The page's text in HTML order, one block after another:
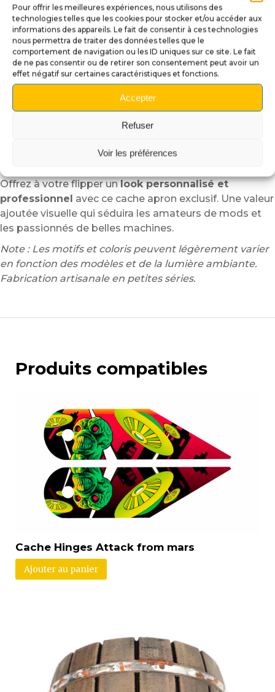
Pour offrir les meilleures expériences, nous utilisons des
technologies telles que les cookies pour stocker et/ou accéder aux
informations des appareils. Le fait de consentir à ces technologies
nous permettra de traiter des données telles que le
comportement de navigation ou les ID uniques sur ce site. Le fait
de ne pas consentir ou de retirer son consentement peut avoir un
effet négatif sur certaines caractéristiques et fonctions.
Accepter
Refuser
Voir les préférences
Pourquoi choisir notre Cache Apron
de Flipper ?
Protection efficace :Évite l’usure prématurée de
l’apron d’origine due aux frottements, impacts ou
manipulations répétées.
Esthétique rehaussée :
Donne un aspect haut de
gamme à votre flipper, avec des finitions nettes et
des couleurs éclatantes.
style et votre passion avec un mod unique qui attire
Offrez à votre flipper unlook personnalisé et
professionnel avec ce cache apron exclusif. Une valeur
ajoutée visuelle qui séduira les amateurs de mods et
les passionnés de belles machines.
Note : Les motifs et coloris peuvent légèrement varier
en fonction des modèles et de la lumière ambiante.
Fabrication artisanale en petites séries.
Produits compatibles
Cache Hinges Attack from mars
Ajouter au panier